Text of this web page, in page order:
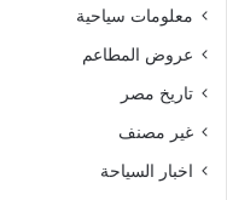
معلومات سياحية
عروض المطاعم
تاريخ مصر
غير مصنف
اخبار السياحة